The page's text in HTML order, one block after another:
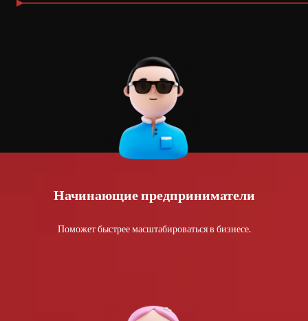
Начинающие предприниматели
Поможет быстрее масштабироваться в бизнесе.